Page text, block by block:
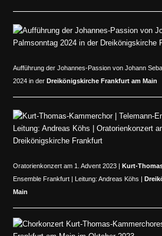
Aufführung der Johannes-Passion von Johann
2024 in der Dreikönigskirche Frankfurt am Main
Oratorienkonzert am 1. Advent 2023 | Kurt-
Ensemble Frankfurt | Leitung: Andreas Köhs |
Main